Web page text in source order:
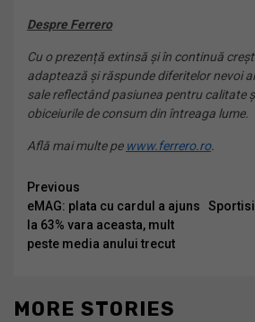
Despre Ferrero
Cu o prezență extinsă și în continuă
adaptează și răspunde diferitelor nevoi
sale reflectând pasiunea pentru calitate
obiceiurile de consum din întreaga lume.
Află mai multe pe www.ferrero.ro.
Continue
Reading
Previous
eMAG: plata cu cardul a ajuns
la 63% vara aceasta, mult
peste media anului trecut
MORE STORIES